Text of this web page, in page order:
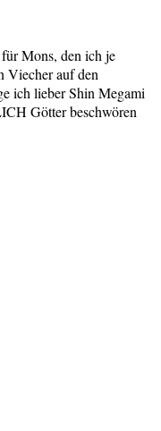
Mons, den ich je
Viecher auf den
ich lieber Shin Megami
Götter beschwören